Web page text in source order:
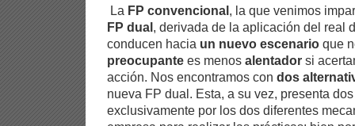
La FP convencional, la que venimos
FP dual, derivada de la aplicación del real
conducen hacia un nuevo escenario que
preocupante es menos alentador si
acción. Nos encontramos con dos
nueva FP dual. Esta, a su vez, presenta
exclusivamente por los dos diferentes